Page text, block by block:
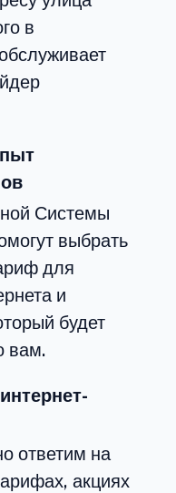
в
Системы
выбрать
для
и
будет
вам.
ответим на
акциях